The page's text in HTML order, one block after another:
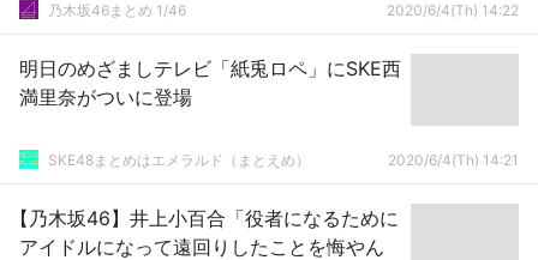
乃木坂46まとめ 1/46 2020/6/4(Th) 14:22
明日のめざましテレビ「紙兎ロペ」にSKE西
満里奈がついに登場
SKE48まとめはエメラルド（まとえめ） 2020/6/4(Th) 14:21
【乃木坂46】井上小百合「役者になるために
アイドルになって遠回りしたことを悔やん